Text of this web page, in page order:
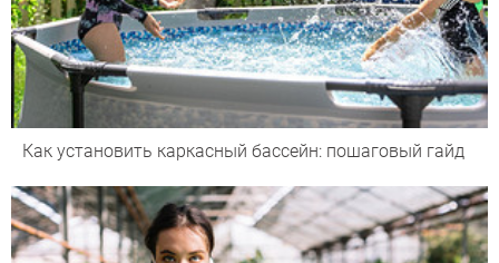
Как установить каркасный бассейн: пошаговый гайд